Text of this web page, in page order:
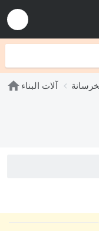
آلات البناء